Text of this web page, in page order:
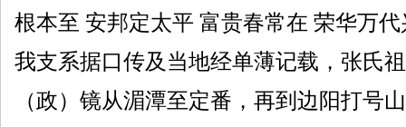
根本至 安邦定太平 富贵春常在 荣华万代
我支系据口传及当地经单薄记载，张氏
（政）镜从湄潭至定番，再到边阳打号